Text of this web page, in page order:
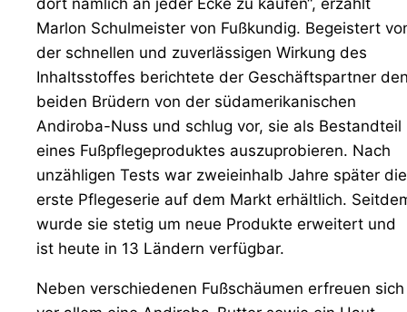
Marlon Schulmeister von Fußkundig. Begeistert
der schnellen und zuverlässigen Wirkung des
Inhaltsstoffes berichtete der Geschäftspartner
beiden Brüdern von der südamerikanischen
Andiroba-Nuss und schlug vor, sie als Bestandteil
eines Fußpflegeproduktes auszuprobieren. Nach
unzähligen Tests war zweieinhalb Jahre später die
erste Pflegeserie auf dem Markt erhältlich.
wurde sie stetig um neue Produkte erweitert und
ist heute in 13 Ländern verfügbar.
Neben verschiedenen Fußschäumen erfreuen sich